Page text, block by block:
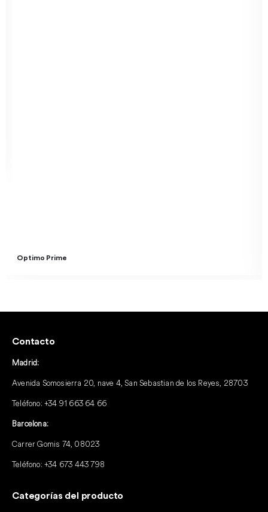
Optimo Prime
Contacto
Madrid:
Avenida Somosierra 20, nave 4, San Sebastian de los Reyes, 28703
Teléfono:+34 91 663 64 66
Barcelona:
Carrer Gomis 74, 08023
Teléfono:+34 673 443 798
Categorías del producto